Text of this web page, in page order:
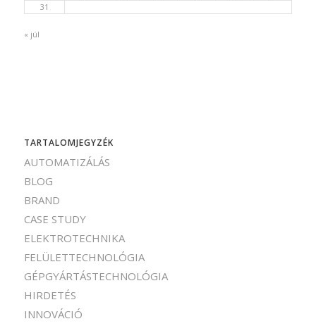
31
« júl
TARTALOMJEGYZÉK
AUTOMATIZÁLÁS
BLOG
BRAND
CASE STUDY
ELEKTROTECHNIKA
FELÜLETTECHNOLÓGIA
GÉPGYÁRTÁSTECHNOLÓGIA
HIRDETÉS
INNOVÁCIÓ